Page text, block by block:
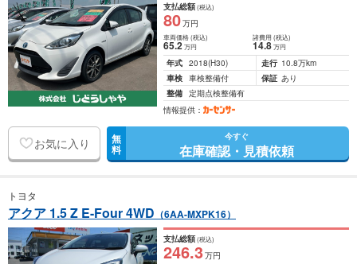
支払総額(税込)
80万円
車両価格(税込)
65.2万円
諸費用 (税込)
14.8 万円
年式 2018(H30) 走行 10.8万km
車検 車検整備付 保証 あり
整備 定期点検整備有
情報提供：
お気に入り 無
料
今すぐ
在庫確認・見積依頼
トヨタ
アクア 1.5 Z E-Four 4WD （6AA-MXPK16）
支払総額(税込)
246.3万円